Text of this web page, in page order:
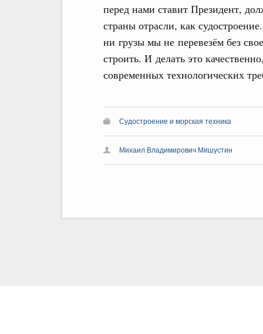
перед нами ставит Президент,
страны отрасли, как
ни грузы мы не перевезём без
строить. И делать это
современных технологических
Судостроение и морская техника
Михаил Владимирович Мишустин